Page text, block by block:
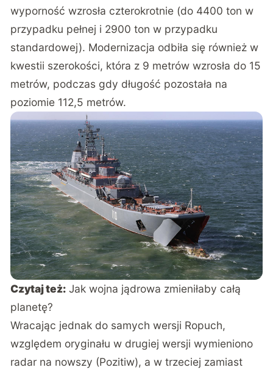
wyporność wzrosła czterokrotnie (do 4400 ton w
przypadku pełnej i 2900 ton w przypadku
standardowej). Modernizacja odbiła się również w
kwestii szerokości, która z 9 metrów wzrosła do 15
metrów, podczas gdy długość pozostała na
poziomie 112,5 metrów.
Czytaj też: Jak wojna jądrowa zmieniłaby całą
planetę?
Wracając jednak do samych wersji Ropuch,
względem oryginału w drugiej wersji wymieniono
radar na nowszy (Pozitiw), a w trzeciej zamiast